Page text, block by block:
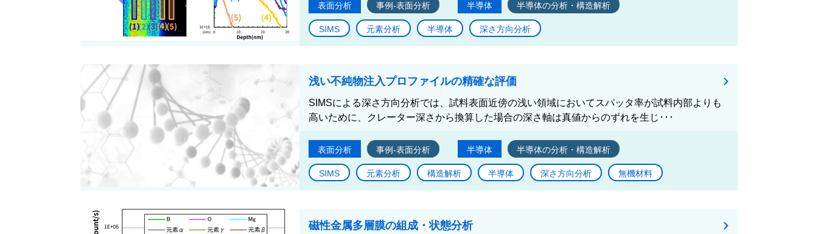
表面分析 事例-表面分析 半導体 半導体の分析・構造解析
SIMS 元素分析 半導体 深さ方向分析
浅い不純物注入プロファイルの精確な評価
SIMSによる深さ方向分析では、試料表面近傍の浅い領域においてスパッタ率が試料内部よりも
高いために、クレーター深さから換算した場合の深さ軸は真値からのずれを生じ･･･
表面分析 事例-表面分析 半導体 半導体の分析・構造解析
SIMS 元素分析 構造解析 半導体 深さ方向分析 無機材料
磁性金属多層膜の組成・状態分析